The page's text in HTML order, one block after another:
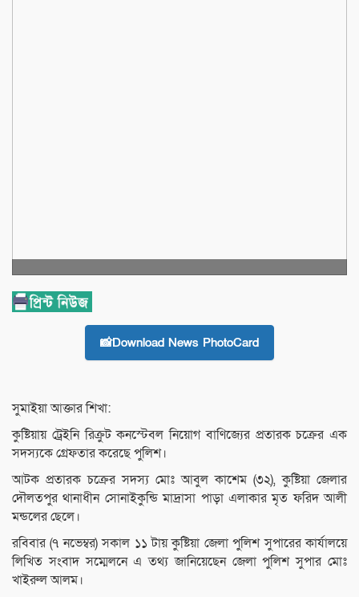
📸Download News PhotoCard
সুমাইয়া আক্তার শিখা:
কুষ্টিয়ায় ট্রেইনি রিক্রুট কনস্টেবল নিয়োগ বাণিজ্যের প্রতারক চক্রের এক
সদস্যকে গ্রেফতার করেছে পুলিশ।
আটক প্রতারক চক্রের সদস্য মোঃ আবুল কাশেম (৩২), কুষ্টিয়া জেলার
দৌলতপুর থানাধীন সোনাইকুন্ডি মাদ্রাসা পাড়া এলাকার মৃত ফরিদ আলী
মন্ডলের ছেলে।
রবিবার (৭ নভেম্বর) সকাল ১১ টায় কুষ্টিয়া জেলা পুলিশ সুপারের কার্যালয়ে
লিখিত সংবাদ সম্মেলনে এ তথ্য জানিয়েছেন জেলা পুলিশ সুপার মোঃ
খাইরুল আলম।